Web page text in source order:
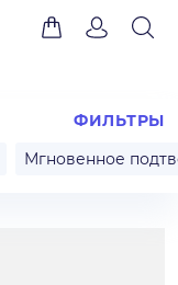
ФИЛЬТРЫ
Мгновенное